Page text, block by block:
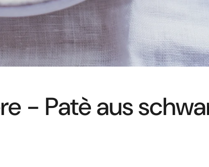
- Patè aus